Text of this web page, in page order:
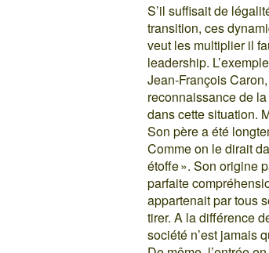
S’il suffisait de
transition, ces
veut les multiplier il
leadership.
Jean-François
reconnaissance de
dans cette situation.
Son père a été
Comme on le dirait
étoffe ». Son origine
parfaite
appartenait par tous
tirer. A la différence
société n’est jamais